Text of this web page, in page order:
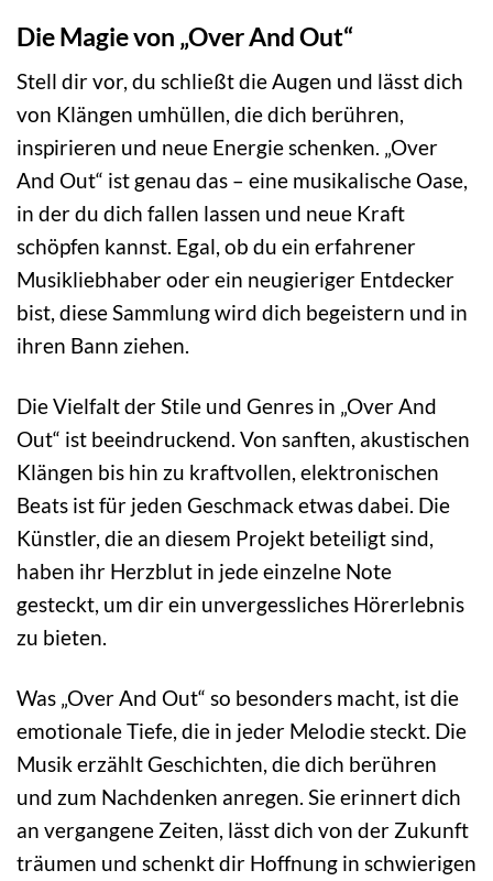
Die Magie von „Over And Out“
Stell dir vor, du schließt die Augen und lässt dich
von Klängen umhüllen, die dich berühren,
inspirieren und neue Energie schenken. „Over
And Out“ ist genau das – eine musikalische Oase,
in der du dich fallen lassen und neue Kraft
schöpfen kannst. Egal, ob du ein erfahrener
Musikliebhaber oder ein neugieriger Entdecker
bist, diese Sammlung wird dich begeistern und in
ihren Bann ziehen.
Die Vielfalt der Stile und Genres in „Over And
Out“ ist beeindruckend. Von sanften, akustischen
Klängen bis hin zu kraftvollen, elektronischen
Beats ist für jeden Geschmack etwas dabei. Die
Künstler, die an diesem Projekt beteiligt sind,
haben ihr Herzblut in jede einzelne Note
gesteckt, um dir ein unvergessliches Hörerlebnis
zu bieten.
Was „Over And Out“ so besonders macht, ist die
emotionale Tiefe, die in jeder Melodie steckt. Die
Musik erzählt Geschichten, die dich berühren
und zum Nachdenken anregen. Sie erinnert dich
an vergangene Zeiten, lässt dich von der Zukunft
träumen und schenkt dir Hoffnung in schwierigen